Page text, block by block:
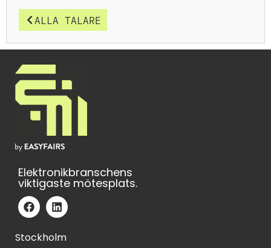
ALLA TALARE
Elektronikbranschens
viktigaste mötesplats.
Stockholm